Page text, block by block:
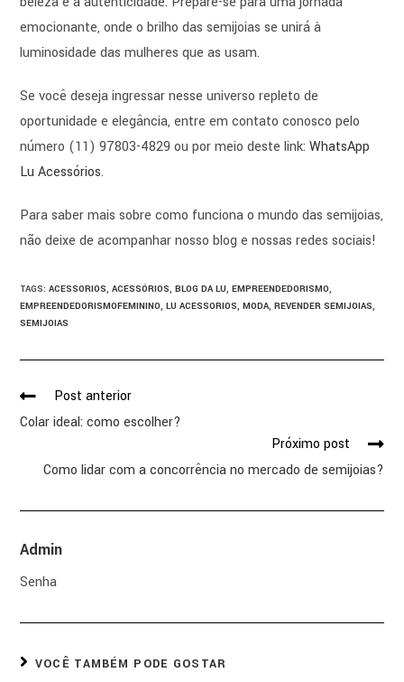
emocionante, onde o brilho das semijoias se unirá à
luminosidade das mulheres que as usam.
Se você deseja ingressar nesse universo repleto de
oportunidade e elegância, entre em contato conosco pelo
número (11) 97803-4829 ou por meio deste link:WhatsApp
Lu Acessórios.
Para saber mais sobre como funciona o mundo das semijoias,
não deixe de acompanhar nosso blog e nossas redes sociais!
TAGS:ACESSORIOS, ACESSÓRIOS, BLOG DA LU, EMPREENDEDORISMO,
EMPREENDEDORISMOFEMININO, LU ACESSORIOS, MODA, REVENDER SEMIJOIAS,
SEMIJOIAS
Post anterior
Colar ideal: como escolher?
Próximo post
Como lidar com a concorrência no mercado de semijoias?
Admin
Senha
VOCÊ TAMBÉM PODE GOSTAR